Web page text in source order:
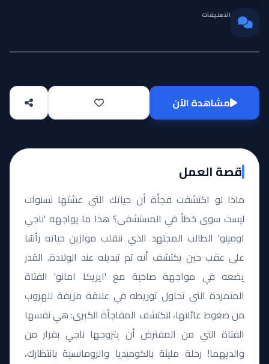
التعليقات
مشاهدة الآن
قصة العمل
ماذا لو اكتشفت فجأة أن حياتك التي عشتها لسنوات
ليست سوى خطأ في المستشفى؟ هذا ما يواجهه 'ناجي
اومينو' الطالب المجتهد الذي تنقلب موازين حياته رأسًا
على عقب حين يكتشف أنه تم تبديله عند الولادة. القدر
يضعه في مواجهة صاخبة مع 'ايريكا امانو' الفتاة
المتمردة التي تحاول توريطه في علاقة مزيفة للهروب
من ضغوط عائلتها، لتكتشف المفاجأة الكبرى: هي نفسها
الفتاة التي من المفترض أن يتزوجها ناجي بقرار من
والديهما! رحلة مليئة بالكوميديا والرومانسية بانتظارك،